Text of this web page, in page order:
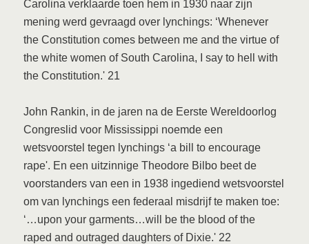
Carolina verklaarde toen hem in 1930 naar zijn
mening werd gevraagd over lynchings: ‘Whenever
the Constitution comes between me and the virtue of
the white women of South Carolina, I say to hell with
the Constitution.' 21
John Rankin, in de jaren na de Eerste Wereldoorlog
Congreslid voor Mississippi noemde een
wetsvoorstel tegen lynchings ‘a bill to encourage
rape'. En een uitzinnige Theodore Bilbo beet de
voorstanders van een in 1938 ingediend wetsvoorstel
om van lynchings een federaal misdrijf te maken toe:
‘…upon your garments…will be the blood of the
raped and outraged daughters of Dixie.' 22